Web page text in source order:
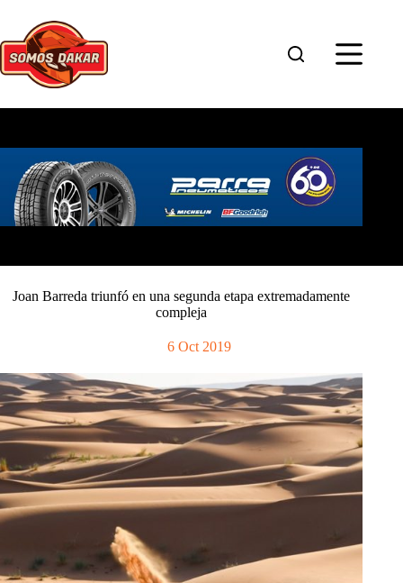
contenido
Joan Barreda triunfó en una segunda etapa extremadamente
compleja
6 Oct 2019